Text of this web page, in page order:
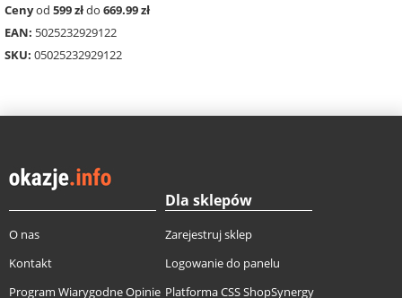
Cenyod 599 złdo 669.99 zł
EAN: 5025232929122
SKU: 05025232929122
O nas
Kontakt
Program Wiarygodne Opinie
Dla sklepów
Zarejestruj sklep
Logowanie do panelu
Platforma CSS ShopSynergy